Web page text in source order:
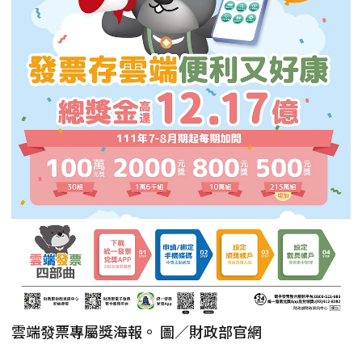
雲端發票專屬獎海報。 圖／財政部官網